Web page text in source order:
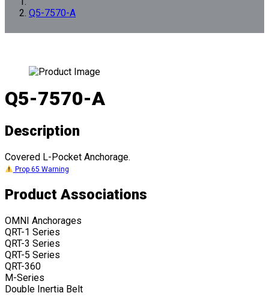
Q5-7570-A
Q5-7570-A
Description
Covered L-Pocket Anchorage.
Prop 65 Warning
Product Associations
OMNI Anchorages
QRT-1 Series
QRT-3 Series
QRT-5 Series
QRT-360
M-Series
Double Inertia Belt